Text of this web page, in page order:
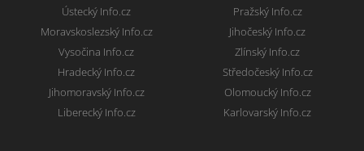
Ústecký Info.cz
Moravskoslezský Info.cz
Vysočina Info.cz
Hradecký Info.cz
Jihomoravský Info.cz
Liberecký Info.cz
Pražský Info.cz
Jihočeský Info.cz
Zlínský Info.cz
Středočeský Info.cz
Olomoucký Info.cz
Karlovarský Info.cz